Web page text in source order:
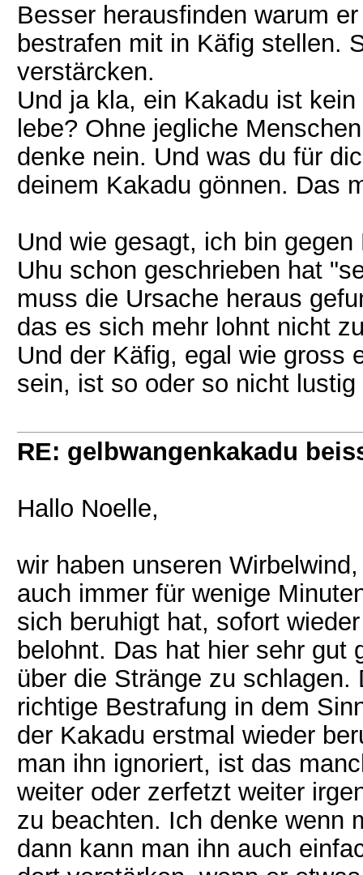
Besser herausfinden warum
bestrafen mit in Käfig stellen.
verstärcken.
Und ja kla, ein Kakadu ist
lebe? Ohne jegliche
denke nein. Und was du für
deinem Kakadu gönnen. Das
Und wie gesagt, ich bin
Uhu schon geschrieben hat
muss die Ursache heraus
das es sich mehr lohnt nicht
Und der Käfig, egal wie gross
sein, ist so oder so nicht
RE: gelbwangenkakadu
Hallo Noelle,
wir haben unseren
auch immer für wenige
sich beruhigt hat, sofort
belohnt. Das hat hier sehr gut
über die Stränge zu
richtige Bestrafung in dem
der Kakadu erstmal wieder
man ihn ignoriert, ist das
weiter oder zerfetzt weiter
zu beachten. Ich denke wenn
dann kann man ihn auch